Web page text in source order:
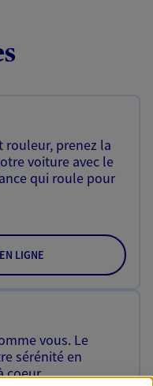
rouleur, prenez la
voiture avec le
qui roule pour
LIGNE
vous. Le
sérénité en
coeur.